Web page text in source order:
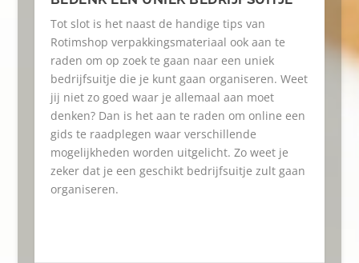
Tot slot is het naast de handige tips van
Rotimshop verpakkingsmateriaal ook aan te
raden om op zoek te gaan naar een uniek
bedrijfsuitje die je kunt gaan organiseren. Weet
jij niet zo goed waar je allemaal aan moet
denken? Dan is het aan te raden om online een
gids te raadplegen waar verschillende
mogelijkheden worden uitgelicht. Zo weet je
zeker dat je een geschikt bedrijfsuitje zult gaan
organiseren.